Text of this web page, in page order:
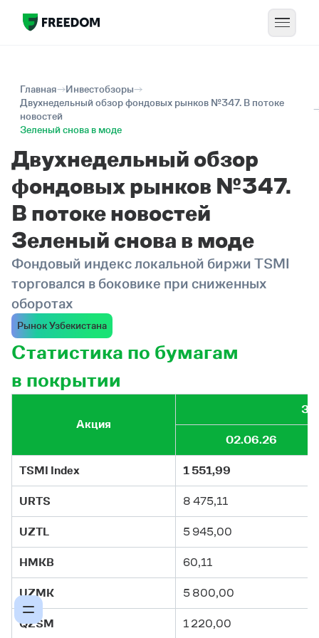
Главная
Инвестобзоры
Двухнедельный обзор фондовых рынков №347. В потоке
новостей
Зеленый снова в моде
Двухнедельный обзор
фондовых рынков №347.
В потоке новостей
Зеленый снова в моде
Фондовый индекс локальной биржи TSMI
торговался в боковике при сниженных
оборотах
Рынок Узбекистана
Статистика по бумагам
в покрытии
Акция
02.06.26
TSMI Index 1 551,99
URTS 8 475,11
UZTL 5 945,00
HMKB 60,11
UZMK 5 800,00
QZSM 1 220,00